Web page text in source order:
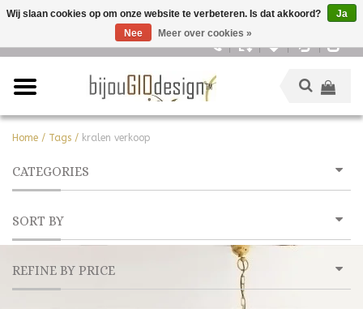
Home / Tags / kralen verkoop
CATEGORIES
SORT BY
REFINE BY PRICE
Wij slaan cookies op om onze website te verbeteren. Is dat akkoord?
Ja
Nee
Meer over cookies »